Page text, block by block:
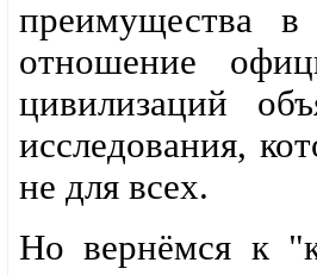
преимущества
отношение
цивилизаций
исследования,
не для всех.
Но вернёмся к